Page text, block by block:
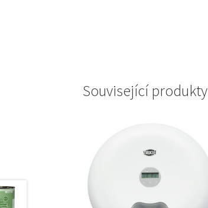
Související produkty